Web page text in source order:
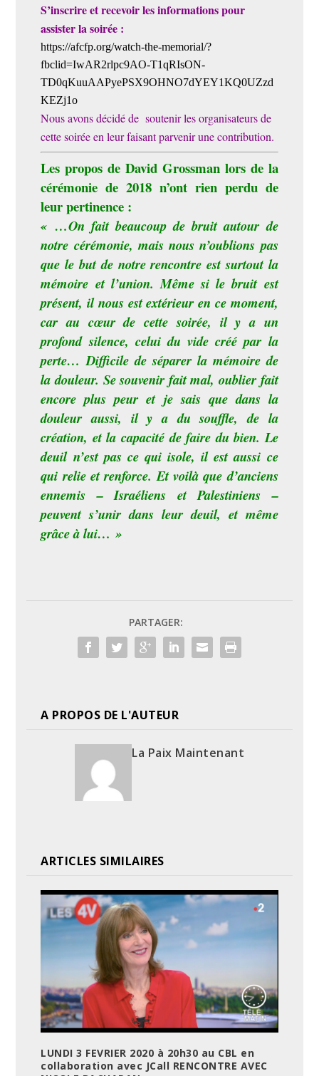
S’inscrire et recevoir les informations pour
assister la soirée :
https://afcfp.org/watch-the-memorial/?
fbclid=IwAR2rlpc9AO-T1qRIsON-
TD0qKuuAAPyePSX9OHNO7dYEY1KQ0UZzd
KEZj1o
Nous avons décidé de soutenir les organisateurs de
cette soirée en leur faisant parvenir une contribution.
Les propos de David Grossman lors de la
cérémonie de 2018 n’ont rien perdu de
leur pertinence :
« …On fait beaucoup de bruit autour de
notre cérémonie, mais nous n’oublions pas
que le but de notre rencontre est surtout la
mémoire et l’union. Même si le bruit est
présent, il nous est extérieur en ce moment,
car au cœur de cette soirée, il y a un
profond silence, celui du vide créé par la
perte… Difficile de séparer la mémoire de
la douleur. Se souvenir fait mal, oublier fait
encore plus peur et je sais que dans la
douleur aussi, il y a du souffle, de la
création, et la capacité de faire du bien. Le
deuil n’est pas ce qui isole, il est aussi ce
qui relie et renforce. Et voilà que d’anciens
ennemis – Israéliens et Palestiniens –
peuvent s’unir dans leur deuil, et même
grâce à lui… »
PARTAGER:
A PROPOS DE L'AUTEUR
La Paix Maintenant
ARTICLES SIMILAIRES
LUNDI 3 FEVRIER 2020 à 20h30 au CBL en
collaboration avec JCall RENCONTRE AVEC